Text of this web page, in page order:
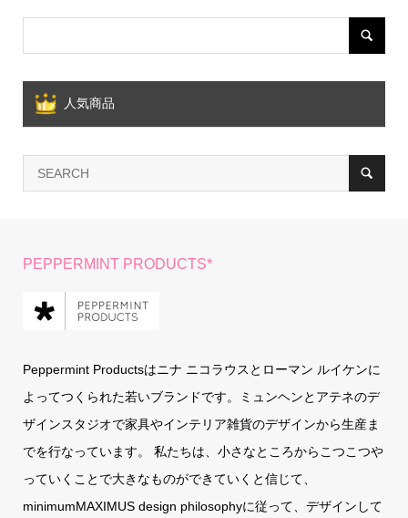
人気商品
PEPPERMINT PRODUCTS*
Peppermint Productsはニナ ニコラウスとローマン ルイケンに
よってつくられた若いブランドです。ミュンヘンとアテネのデ
ザインスタジオで家具やインテリア雑貨のデザインから生産ま
でを行なっています。 私たちは、小さなところからこつこつや
っていくことで大きなものができていくと信じて、
minimumMAXIMUS design philosophyに従って、デザインして